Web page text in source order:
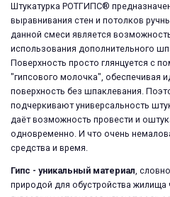
Штукатурка РОТГИПС®
выравнивания стен и потолков
данной смеси является
использования дополнительного
Поверхность просто глянцуется с
"гипсового молочка", обеспечивая
поверхность без шпаклевания.
подчеркивают универсальность
даёт возможность провести и
одновременно. И что очень
средства и время.
Гипс - уникальный материал,
природой для обустройства жилища